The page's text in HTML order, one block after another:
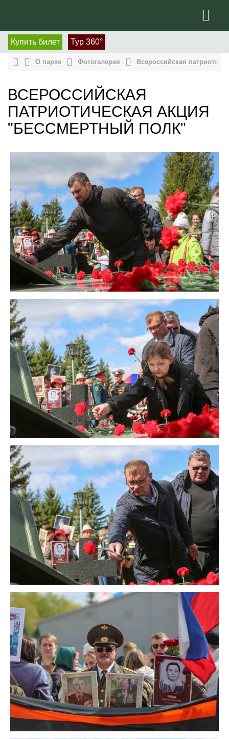
Купить билет Тур 360°
О парке Фотогалерея Всероссийская
ВСЕРОССИЙСКАЯ
ПАТРИОТИЧЕСКАЯ АКЦИЯ
"БЕССМЕРТНЫЙ ПОЛК"